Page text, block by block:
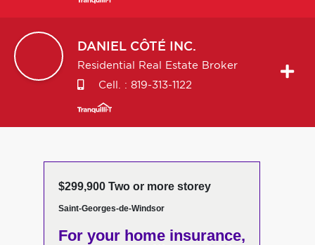
DANIEL CÔTÉ INC.
Residential Real Estate Broker
Cell. : 819-313-1122
$299,900 Two or more storey
Saint-Georges-de-Windsor
For your home insurance,